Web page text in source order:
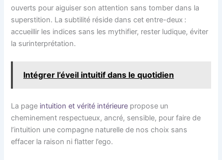
ouverts pour aiguiser son attention sans tomber dans la
superstition. La subtilité réside dans cet entre-deux :
accueillir les indices sans les mythifier, rester ludique, éviter
la surinterprétation.
Intégrer l’éveil intuitif dans le quotidien
La page intuition et vérité intérieure propose un
cheminement respectueux, ancré, sensible, pour faire de
l’intuition une compagne naturelle de nos choix sans
effacer la raison ni flatter l’ego.